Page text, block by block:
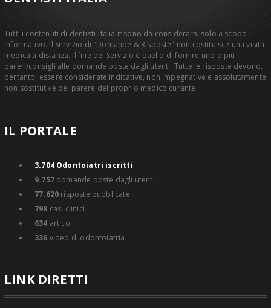
Tutti i contenuti di dentisti-italia.it sono da considerarsi solo a scopo
informativo. Il Servizio di "Domande & Risposte" non costituisce una visita
medica a distanza. Il fine del Servizio è quello di fornire uno o più
pareri/consigli alle domande poste dagli utenti. Tutte le risposte devono,
pertanto, essere considerate indicative, non impegnative e assolutamente
non sostitutive del parere del proprio medico curante.
IL PORTALE
3.704Odontoiatri iscritti
9.757domande poste dagli utenti
77.620 risposte pubblicate
798 casi clinici
634 articoli
336 video di odontoiatria
LINK DIRETTI